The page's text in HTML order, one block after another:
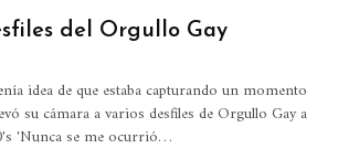
del Orgullo Gay
idea de que estaba capturando un momento
su cámara a varios desfiles de Orgullo Gay a
'Nunca se me ocurrió…